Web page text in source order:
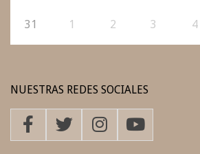
31 1 2 3 4
NUESTRAS REDES SOCIALES